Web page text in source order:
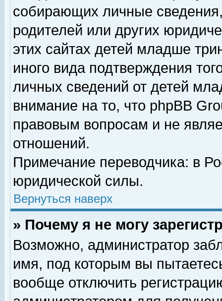
собирающих личные
родителей или других
этих сайтах детей младше
иного вида подтверждения
личных сведений от детей
внимание на то, что phpBB
правовым вопросам и не
отношений.
Примечание переводчика: в
юридической силы.
Вернуться наверх
» Почему я не могу
Возможно, администратор
имя, под которым вы
вообще отключить